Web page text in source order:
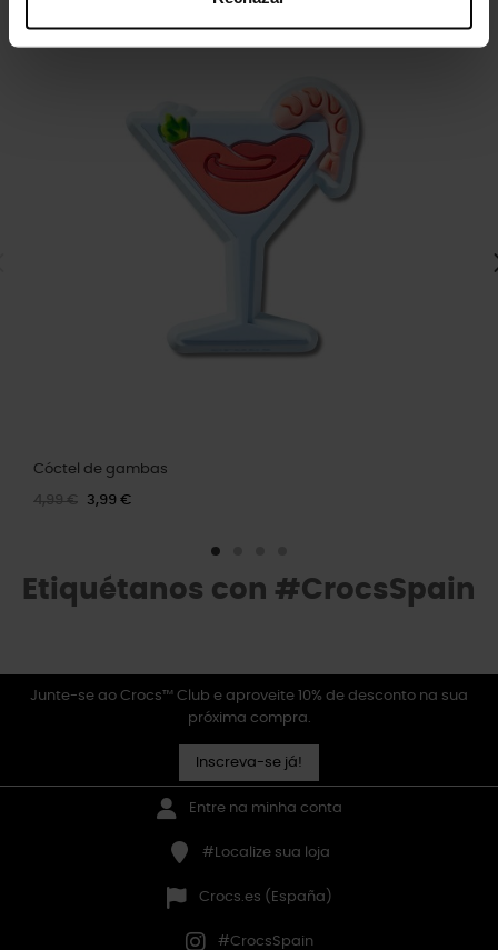
Cóctel de gambas
4,99 € 3,99 €
Etiquétanos con #CrocsSpain
Junte-se ao Crocs™ Club e aproveite 10% de desconto na sua
próxima compra.
Inscreva-se já!
Entre na minha conta
#Localize sua loja
Crocs.es (España)
#CrocsSpain